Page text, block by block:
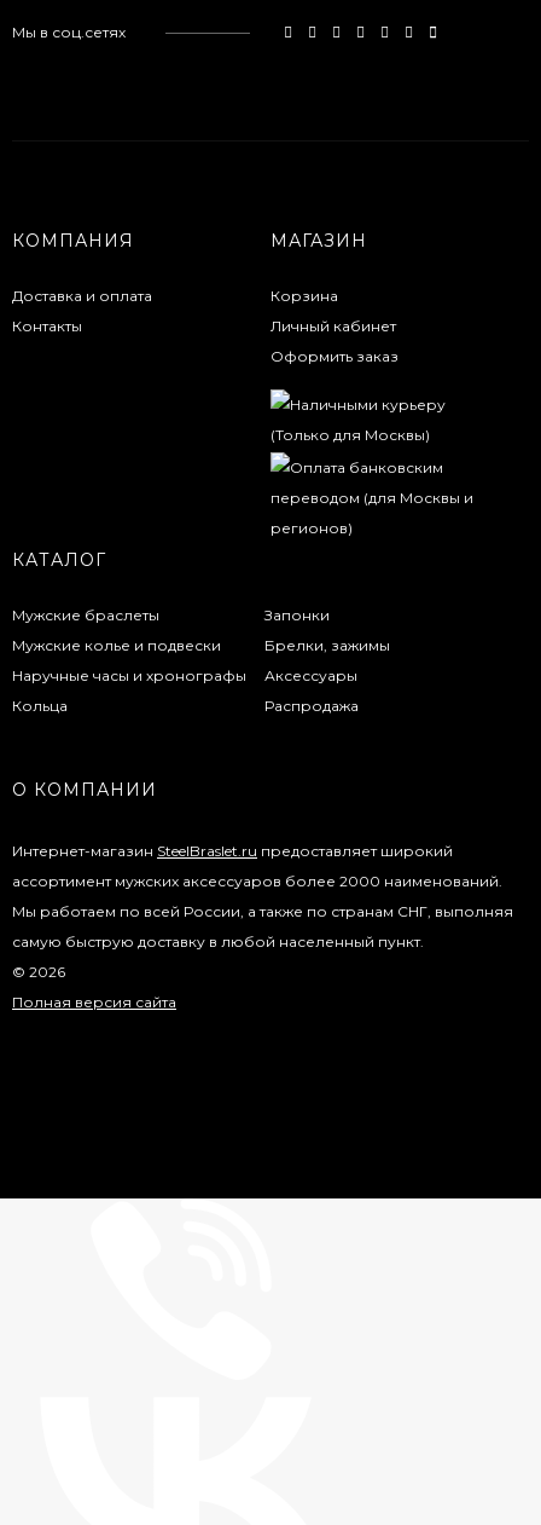
Мы в соц.сетях
КОМПАНИЯ
Доставка и оплата
Контакты
МАГАЗИН
Корзина
Личный кабинет
Оформить заказ
КАТАЛОГ
Мужские браслеты
Мужские колье и подвески
Наручные часы и хронографы
Кольца
Запонки
Брелки, зажимы
Аксессуары
Распродажа
О КОМПАНИИ
Интернет-магазин SteelBraslet.ru предоставляет широкий
ассортимент мужских аксессуаров более 2000 наименований.
Мы работаем по всей России, а также по странам СНГ, выполняя
самую быструю доставку в любой населенный пункт.
© 2026
Полная версия сайта